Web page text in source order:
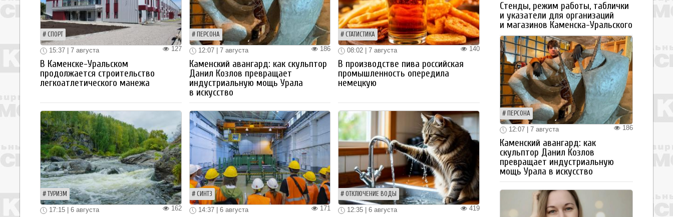
СПОРТ
127
15:37 | 7 августа
В Каменске-Уральском
продолжается строительство
легкоатлетического манежа
ПЕРСОНА
186
12:07 | 7 августа
Каменский авангард: как скульптор
Данил Козлов превращает
индустриальную мощь Урала
в искусство
СТАТИСТИКА
140
08:02 | 7 августа
В производстве пива российская
промышленность опередила
немецкую
ТУРИЗМ
162
17:15 | 6 августа
СИНТЗ
171
14:37 | 6 августа
ОТКЛЮЧЕНИЕ ВОДЫ
419
12:35 | 6 августа
Стенды, режим работы, таблички
и указатели для организаций
и магазинов Каменска-Уральского
ПЕРСОНА
186
12:07 | 7 августа
Каменский авангард: как
скульптор Данил Козлов
превращает индустриальную
мощь Урала в искусство